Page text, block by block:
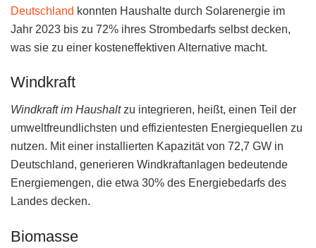
Deutschland konnten Haushalte durch Solarenergie im
Jahr 2023 bis zu 72% ihres Strombedarfs selbst decken,
was sie zu einer kosteneffektiven Alternative macht.
Windkraft
Windkraft im Haushaltzu integrieren, heißt, einen Teil der
umweltfreundlichsten und effizientesten Energiequellen zu
nutzen. Mit einer installierten Kapazität von 72,7 GW in
Deutschland, generieren Windkraftanlagen bedeutende
Energiemengen, die etwa 30% des Energiebedarfs des
Landes decken.
Biomasse